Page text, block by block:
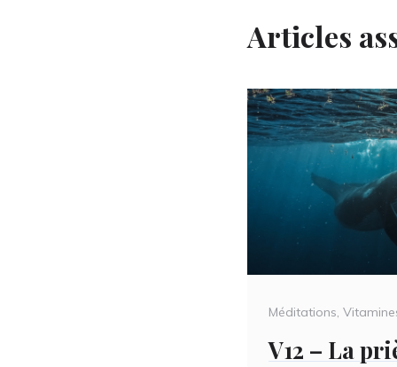
Articles
Categories
Méditations,
V12 – La